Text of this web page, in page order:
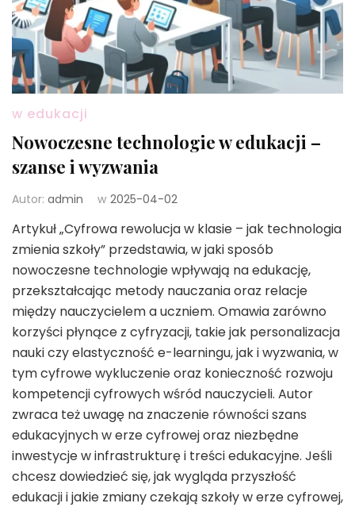
w edukacji
Nowoczesne technologie w edukacji –
szanse i wyzwania
Autor: admin w 2025-04-02
Artykuł „Cyfrowa rewolucja w klasie – jak technologia
zmienia szkoły” przedstawia, w jaki sposób
nowoczesne technologie wpływają na edukację,
przekształcając metody nauczania oraz relacje
między nauczycielem a uczniem. Omawia zarówno
korzyści płynące z cyfryzacji, takie jak personalizacja
nauki czy elastyczność e-learningu, jak i wyzwania, w
tym cyfrowe wykluczenie oraz konieczność rozwoju
kompetencji cyfrowych wśród nauczycieli. Autor
zwraca też uwagę na znaczenie równości szans
edukacyjnych w erze cyfrowej oraz niezbędne
inwestycje w infrastrukturę i treści edukacyjne. Jeśli
chcesz dowiedzieć się, jak wygląda przyszłość
edukacji i jakie zmiany czekają szkoły w erze cyfrowej,